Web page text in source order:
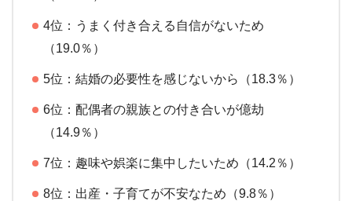
4位：うまく付き合える自信がないため
（19.0％）
5位：結婚の必要性を感じないから（18.3％）
6位：配偶者の親族との付き合いが億劫
（14.9％）
7位：趣味や娯楽に集中したいため（14.2％）
8位：出産・子育てが不安なため（9.8％）